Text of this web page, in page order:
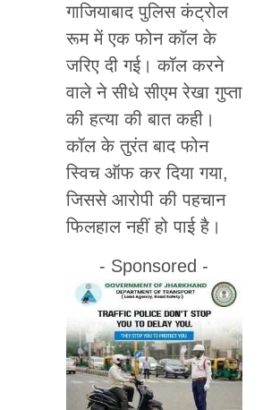
गाजियाबाद पुलिस कंट्रोल
रूम में एक फोन कॉल के
जरिए दी गई। कॉल करने
वाले ने सीधे सीएम रेखा गुप्ता
की हत्या की बात कही।
कॉल के तुरंत बाद फोन
स्विच ऑफ कर दिया गया,
जिससे आरोपी की पहचान
फिलहाल नहीं हो पाई है।
- Sponsored -